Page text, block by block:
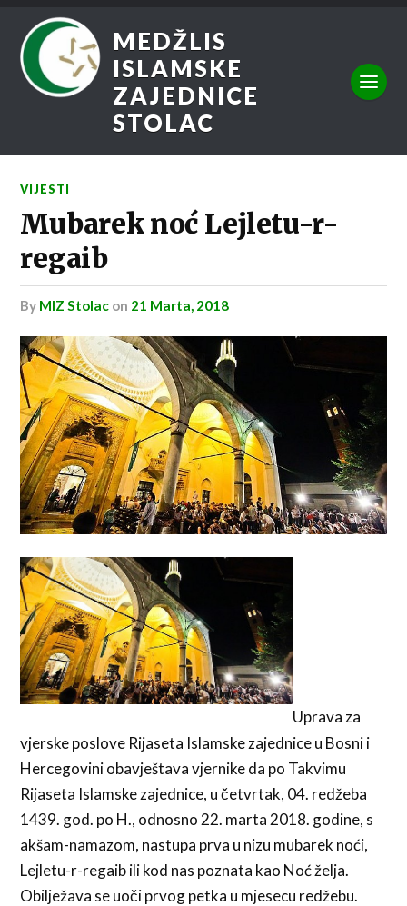
MEDŽLIS
ISLAMSKE
ZAJEDNICE
STOLAC
VIJESTI
Mubarek noć Lejletu-r-
regaib
by MIZ Stolac on 21 Marta, 2018
Uprava za
vjerske poslove Rijaseta Islamske zajednice u Bosni i
Hercegovini obavještava vjernike da po Takvimu
Rijaseta Islamske zajednice, u četvrtak, 04. redžeba
1439. god. po H., odnosno 22. marta 2018. godine, s
akšam-namazom, nastupa prva u nizu mubarek noći,
Lejletu-r-regaib ili kod nas poznata kao Noć želja.
Obilježava se uoči prvog petka u mjesecu redžebu.